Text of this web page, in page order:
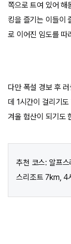
쪽으로 트여 있어 해
킹을 즐기는 이들이
로 이어진 임도를 따
다만 폭설 경보 후
데 1시간이 걸리기
겨울 험산이 되기도
추천 코스: 알프
스리조트 7km, 4